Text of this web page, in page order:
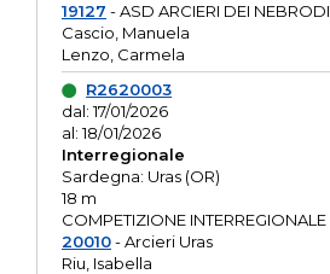
19127 - ASD ARCIERI DEI NEBRODI
Cascio, Manuela
Lenzo, Carmela
R2620003
dal: 17/01/2026
al: 18/01/2026
Interregionale
Sardegna: Uras (OR)
18 m
COMPETIZIONE INTERREGIONALE
20010- Arcieri Uras
Riu, Isabella